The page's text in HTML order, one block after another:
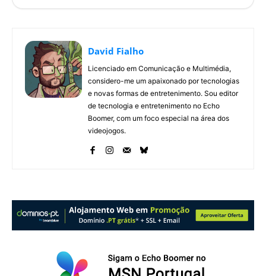
David Fialho
Licenciado em Comunicação e Multimédia,
considero-me um apaixonado por tecnologias
e novas formas de entretenimento. Sou editor
de tecnologia e entretenimento no Echo
Boomer, com um foco especial na área dos
videojogos.